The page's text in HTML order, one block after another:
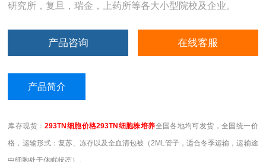
研究所，复旦，瑞金，上药所等各大小型院校及企业。
产品咨询 在线客服
产品简介
库存现货：293TN 细胞价格293TN细胞株培养全国各地均可发货，全国统一价
格，运输形式：复苏、冻存以及全血清包被（2ML管子，适合冬季运输，运输途
中细胞处于休眠状态）。